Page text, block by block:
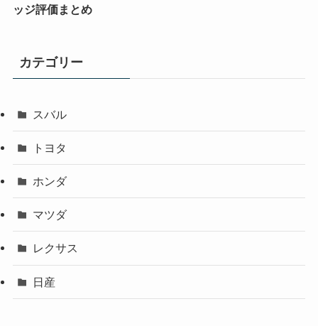
ッジ評価まとめ
カテゴリー
スバル
トヨタ
ホンダ
マツダ
レクサス
日産